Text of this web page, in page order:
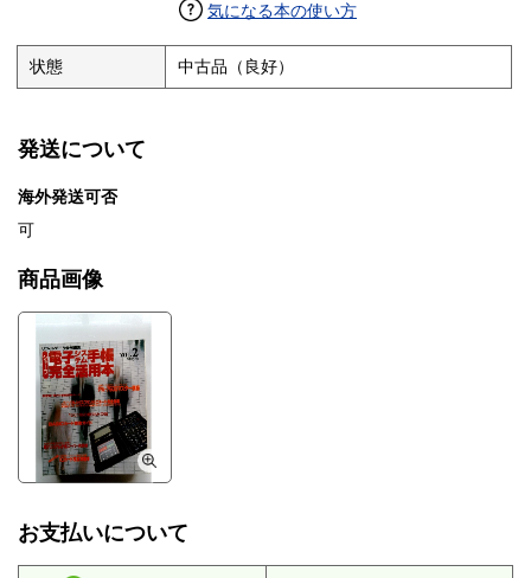
気になる本の使い方
状態 中古品（良好）
発送について
海外発送可否
可
商品画像
お支払いについて